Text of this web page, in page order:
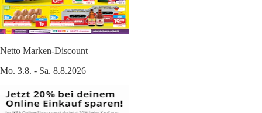
Netto Marken-Discount
Mo. 3.8. - Sa. 8.8.2026